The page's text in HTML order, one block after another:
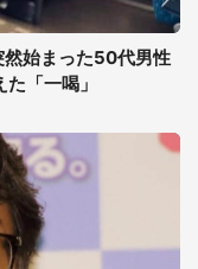
始まった50代男性
「一喝」